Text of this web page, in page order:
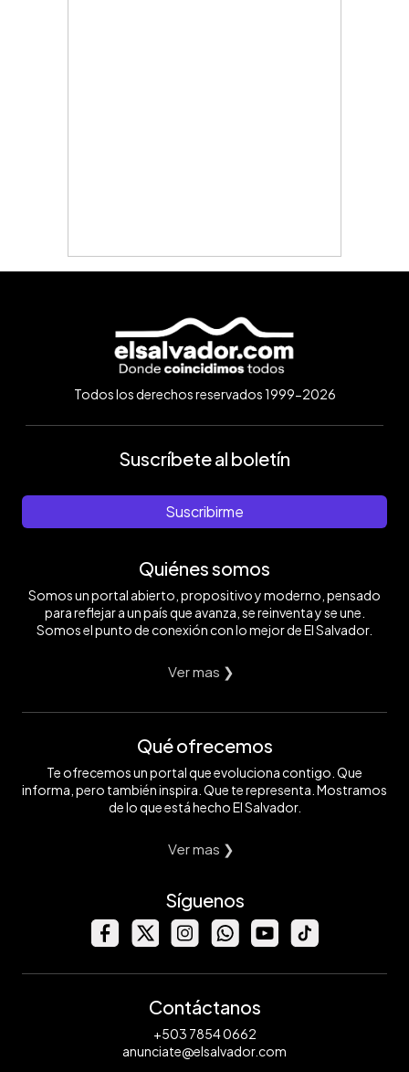
Todos los derechos reservados 1999-2026
Suscríbete al boletín
Suscribirme
Quiénes somos
Somos un portal abierto, propositivo y moderno, pensado
para reflejar a un país que avanza, se reinventa y se une.
Somos el punto de conexión con lo mejor de El Salvador.
Ver mas ❯
Qué ofrecemos
Te ofrecemos un portal que evoluciona contigo. Que
informa, pero también inspira. Que te representa. Mostramos
de lo que está hecho El Salvador.
Ver mas ❯
Síguenos
Contáctanos
+503 7854 0662
anunciate@elsalvador.com